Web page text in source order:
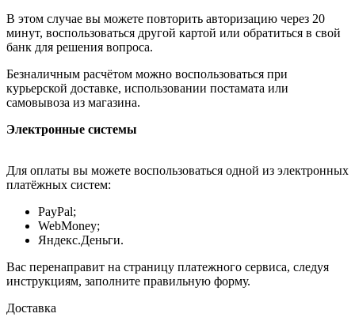
В этом случае вы можете повторить авторизацию через 20
минут, воспользоваться другой картой или обратиться в свой
банк для решения вопроса.
Безналичным расчётом можно воспользоваться при
курьерской доставке, использовании постамата или
самовывоза из магазина.
Электронные системы
Для оплаты вы можете воспользоваться одной из электронных
платёжных систем:
PayPal;
WebMoney;
Яндекс.Деньги.
Вас перенаправит на страницу платежного сервиса, следуя
инструкциям, заполните правильную форму.
Доставка